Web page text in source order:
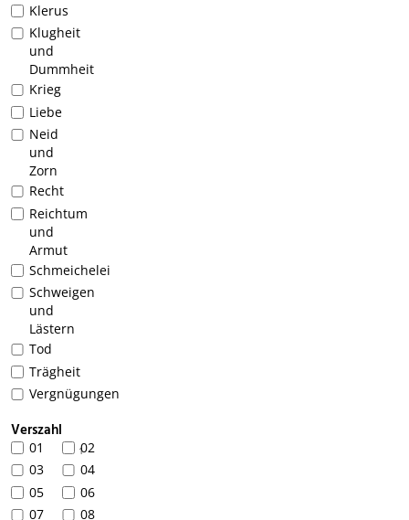
Klerus
Klugheit
und
Dummheit
Krieg
Liebe
Neid
und
Zorn
Recht
Reichtum
und
Armut
Schmeichelei
Schweigen
und
Lästern
Tod
Trägheit
Vergnügungen
Verszahl
01 102
03
04
05
06
07
08